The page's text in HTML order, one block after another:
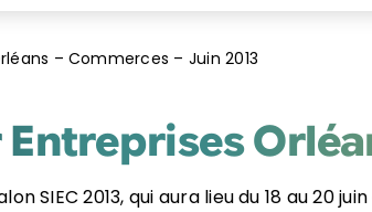
– Commerces – Juin 2013
SIEC 2013, qui aura lieu du 18 au 20